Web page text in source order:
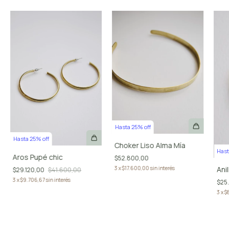
Hasta 25% off
Aros Pupé chic
$29.120,00 $41.600,00
3 x$9.706,67sin interés
Hasta 25% off
Choker Liso Alma Mía
$52.800,00
3 x$17.600,00 sin interés
3 x